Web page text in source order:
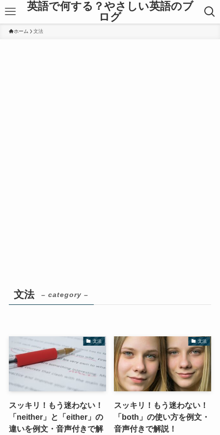
英語で何する？やさしい英語のブ
ログ
ホーム 文法
文法 – category –
文法
スッキリ！もう迷わない！
「neither」と「either」の
違いを例文・音声付きで解
文法
スッキリ！もう迷わない！
「both」の使い方を例文・
音声付きで解説！